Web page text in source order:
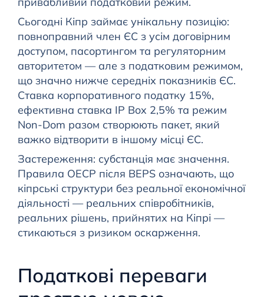
Сьогодні Кіпр займає унікальну позицію:
повноправний член ЄС з усім договірним
доступом, пасортингом та регуляторним
авторитетом — але з податковим режимом,
що значно нижче середніх показників ЄС.
Ставка корпоративного податку 15%,
ефективна ставка IP Box 2,5% та режим
Non-Dom разом створюють пакет, який
важко відтворити в іншому місці ЄС.
Застереження: субстанція має значення.
Правила ОЕСР після BEPS означають, що
кіпрські структури без реальної економічної
діяльності — реальних співробітників,
реальних рішень, прийнятих на Кіпрі —
стикаються з ризиком оскарження.
Податкові переваги